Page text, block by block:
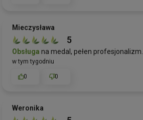
Mieczysława
5
Obsługa na medal, pełen profesjonalizm.
w tym tygodniu
0 0
Weronika